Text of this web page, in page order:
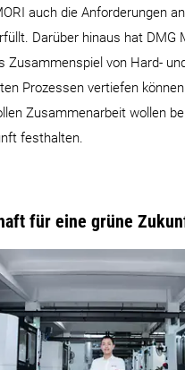
auch die Anforderungen
Darüber hinaus hat DMG
Zusammenspiel von Hard-
Prozessen vertiefen
Zusammenarbeit wollen
festhalten.
für eine grüne